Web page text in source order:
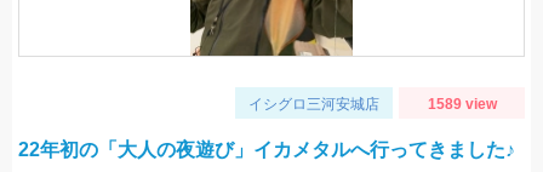
イシグロ三河安城店 1589 view
22年初の「大人の夜遊び」イカメタルへ行ってきました♪